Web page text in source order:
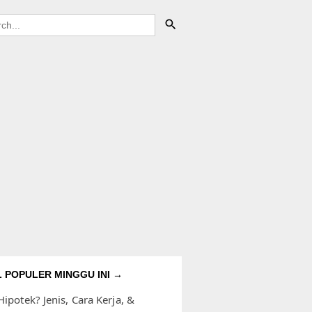
POPULER MINGGU INI →
Jenis, Cara Kerja, &